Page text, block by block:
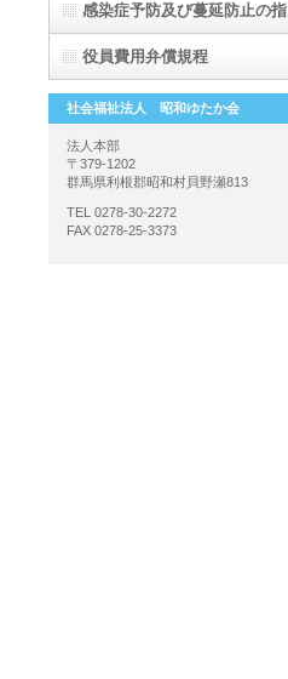
感染症予防及び蔓延防止の指
針
役員費用弁償規程
社会福祉法人 昭和ゆたか会
法人本部
〒379-1202
群馬県利根郡昭和村貝野瀬813
TEL 0278-30-2272
FAX 0278-25-3373